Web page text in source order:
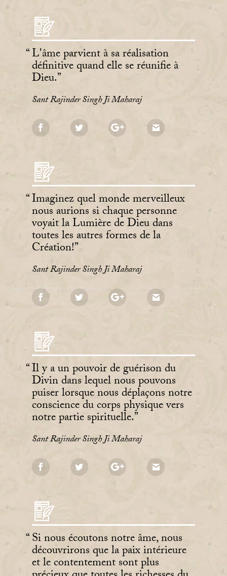
L'âme parvient à sa réalisation
définitive quand elle se réunifie à
Dieu.
Sant Rajinder Singh Ji Maharaj
Imaginez quel monde merveilleux
nous aurions si chaque personne
voyait la Lumière de Dieu dans
toutes les autres formes de la
Création!
Sant Rajinder Singh Ji Maharaj
Il y a un pouvoir de guérison du
Divin dans lequel nous pouvons
puiser lorsque nous déplaçons notre
conscience du corps physique vers
notre partie spirituelle.
Sant Rajinder Singh Ji Maharaj
Si nous écoutons notre âme, nous
découvrirons que la paix intérieure
et le contentement sont plus